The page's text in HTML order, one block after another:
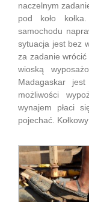
naczelnym
pod koło
samochodu
sytuacja jest bez
za zadanie
wioską
Madagaskar
możliwości
wynajem płaci
pojechać.